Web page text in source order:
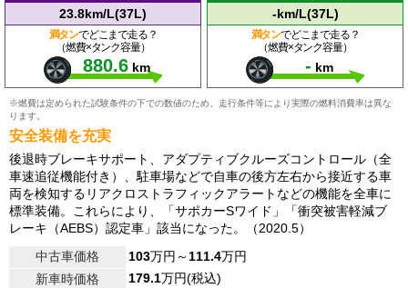
23.8km/L(37L)
満タンでどこまで走る？
（燃費×タンク容量）
880.6 km
-km/L(37L)
満タンでどこまで走る？
（燃費×タンク容量）
- km
※燃費は定められた試験条件の下での数値のため、走行条件等により実際の燃料消費率は異な
ります。
安全装備を充実
後退時ブレーキサポート、アダプティブクルーズコントロール（全
車速追従機能付き）、駐車場などで自車の後方左右から接近する車
両を検知するリアクロストラフィックアラートなどの機能を全車に
標準装備。これらにより、「サポカーSワイド」「衝突被害軽減ブ
レーキ（AEBS）認定車」該当になった。（2020.5）
中古車価格
103万円～111.4万円
新車時価格
179.1万円(税込)